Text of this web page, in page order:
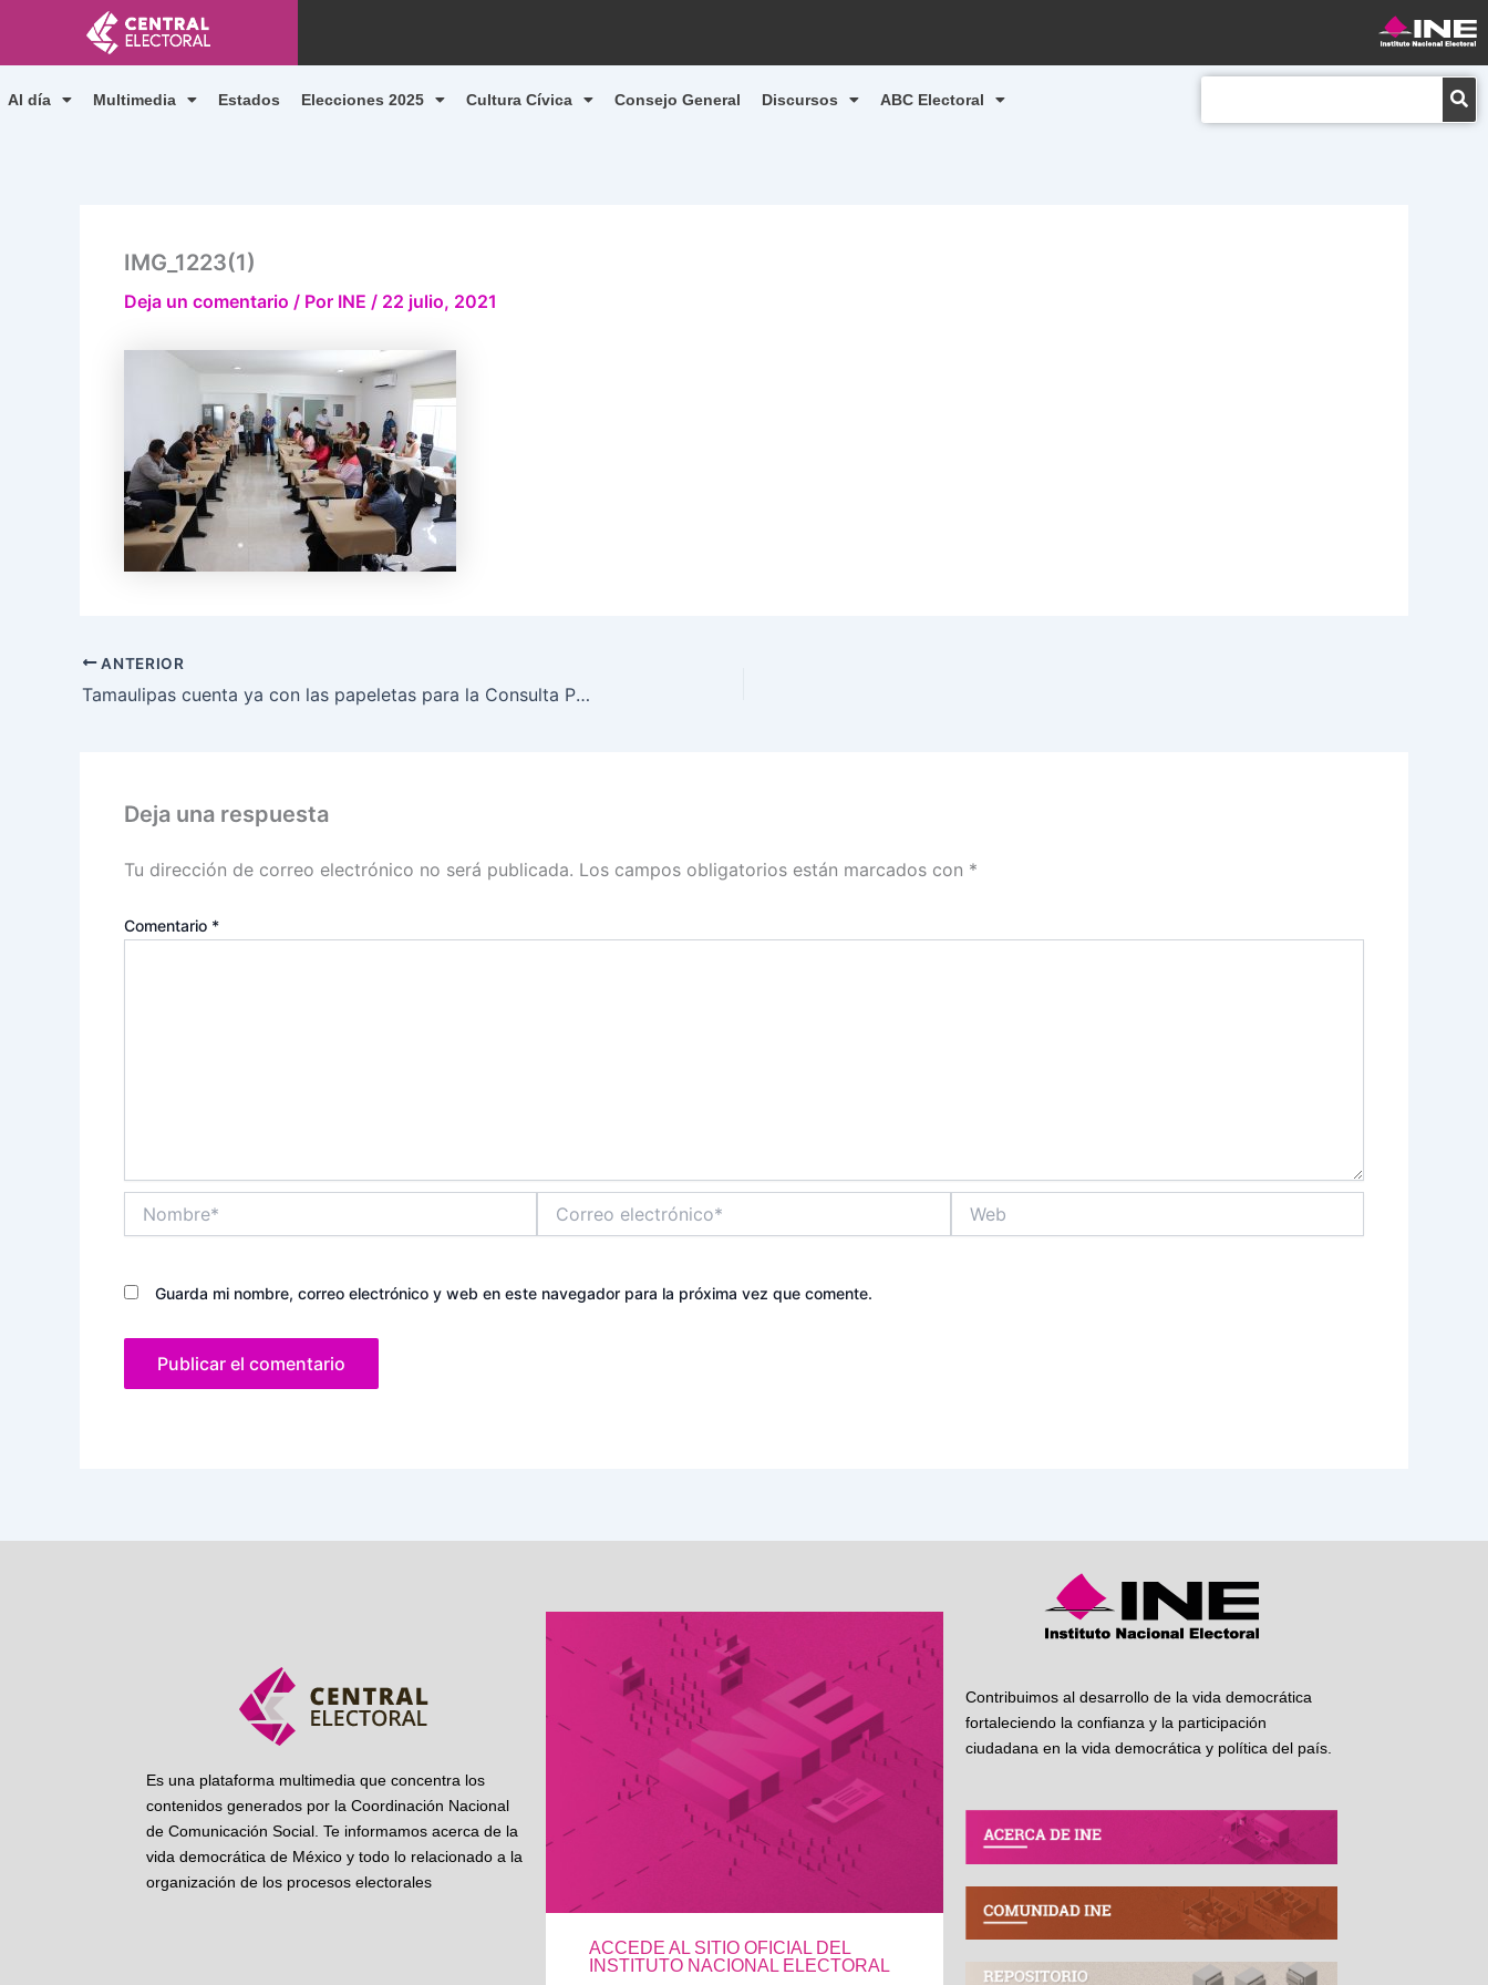
contenido
Al día Multimedia Estados Elecciones 2025 Cultura Cívica Consejo General Discursos ABC Electoral
IMG_1223(1)
Deja un comentario / Por INE / 22 julio, 2021
ANTERIOR
Tamaulipas cuenta ya con las papeletas para la Consulta Popular
Deja una respuesta
Tu dirección de correo electrónico no será publicada. Los campos obligatorios están marcados con *
Comentario *
electrónico*
Guarda mi nombre, correo electrónico y web en este navegador para la próxima vez que comente.
Es una plataforma multimedia que concentra los
contenidos generados por la Coordinación Nacional
de Comunicación Social. Te informamos acerca de la
vida democrática de México y todo lo relacionado a la
organización de los procesos electorales
ACCEDE AL SITIO OFICIAL DEL
INSTITUTO NACIONAL ELECTORAL
Contribuimos al desarrollo de la vida democrática
fortaleciendo la confianza y la participación
ciudadana en la vida democrática y política del país.